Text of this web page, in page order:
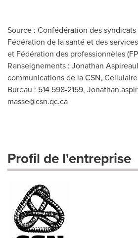
Source : Confédération des syndicats
Fédération de la santé et des
et Fédération des professionnèles
Renseignements : Jonathan
communications de la CSN, Cellulaire
Bureau : 514 598-2159,
masse@csn.qc.ca
Profil de l'entreprise